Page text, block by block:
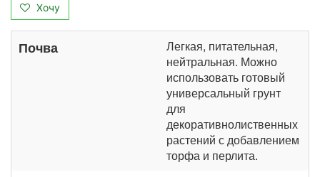
Хочу
Почва
Легкая, питательная,
нейтральная. Можно
использовать готовый
универсальный грунт
для
декоративнолиственных
растений с добавлением
торфа и перлита.